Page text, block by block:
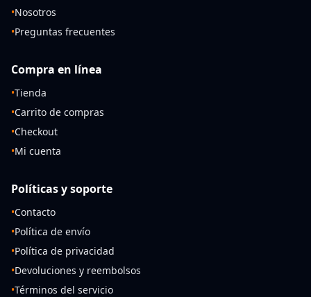
•Nosotros
•Preguntas frecuentes
Compra en línea
•Tienda
•Carrito de compras
•Checkout
•Mi cuenta
Políticas y soporte
•Contacto
•Política de envío
•Política de privacidad
•Devoluciones y reembolsos
•Términos del servicio